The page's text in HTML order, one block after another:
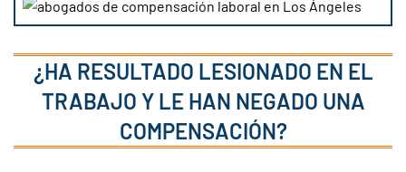
¿HA RESULTADO LESIONADO EN EL
TRABAJO Y LE HAN NEGADO UNA
COMPENSACIÓN?